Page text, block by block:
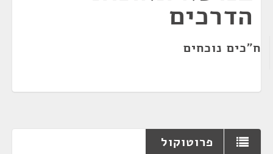
הדרכים
ח"כים נוכחים
פרוטוקול